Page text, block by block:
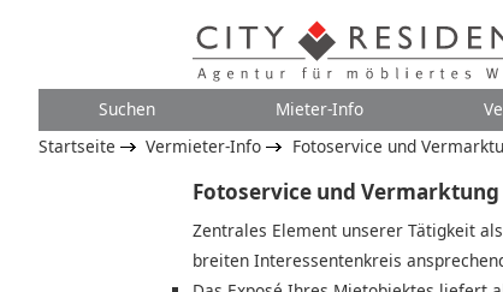
Suchen Mieter-Info
Startseite Vermieter-Info Fotoservice und
Fotoservice und Vermarktung
Zentrales Element unserer Tätigkeit
breiten Interessentenkreis